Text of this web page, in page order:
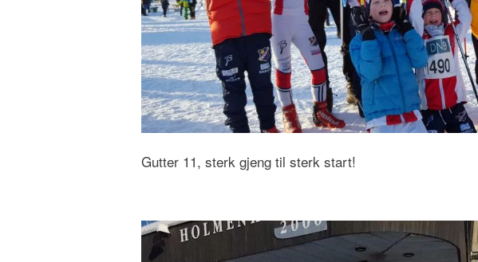
Gutter 11, sterk gjeng til sterk start!